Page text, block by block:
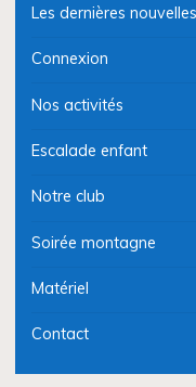
Les dernières
Connexion
Nos activités
Escalade enfant
Notre club
Soirée montagne
Matériel
Contact